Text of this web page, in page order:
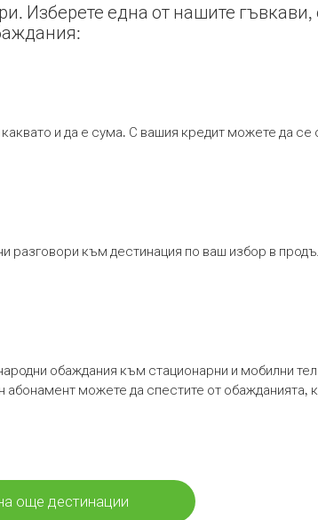
Изберете една от нашите
и да е сума. С вашия кредит можете да
разговори към дестинация по ваш избор в
обаждания към стационарни и мобилни
абонамент можете да спестите от обажданията,
още дестинации